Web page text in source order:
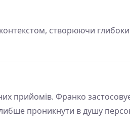
створюючи
прийомів. Франко
проникнути в душу